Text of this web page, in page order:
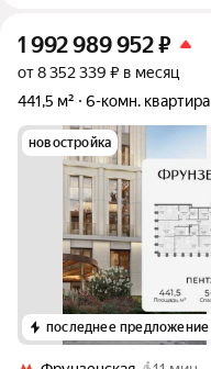
1 992 989 952₽
от 8 352 339 ₽ в месяц
441,5 м²
6-комн. квартира
новостройка
последнее предложение